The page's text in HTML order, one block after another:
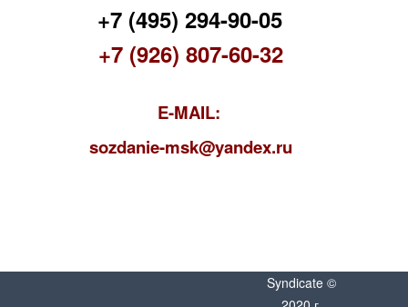
+7 (495) 294-90-05
+7 (926) 807-60-32
E-MAIL:
sozdanie-msk@yandex.ru
Syndicate ©